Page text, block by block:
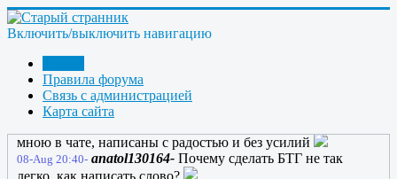
Включить/выключить навигацию
Правила форума
Связь с администрацией
Карта сайта
08-Aug 18:26- anatol130164-Причем тайно
08-Aug 18:27- anatol130164-
Кашпировскому, я это по телевизору видел!
08-Aug 18:28-
начиналось....
08-Aug 19:14- ulibnusjka-То, что вы делаете с радостью,
никогда не требует усилий.
мною в чате, написаны с радостью и без усилий
08-Aug 20:40- anatol130164- Почему сделать БТГ не так
легко, как написать слово?